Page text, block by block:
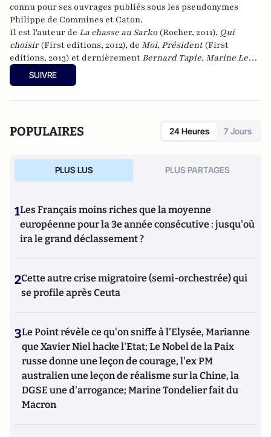
connu pour ses ouvrages publiés sous les pseudonymes
Philippe de Commines et Caton.
Il est l'auteur de La chasse au Sarko(Rocher, 2011), Qui
choisir(First editions, 2012), de Moi, Président(First
editions, 2013) et dernièrement Bernard Tapie, Marine Le
Pen, la France et moi : Chronique d'une implosion
editions, 2014).
SUIVRE
POPULAIRES 24 Heures 7 Jours
PLUS LUS PLUS PARTAGES
1Les Français moins riches que la moyenne
européenne pour la 3e année consécutive : jusqu'où
ira le grand déclassement ?
2Cette autre crise migratoire (semi-orchestrée) qui
se profile après Ceuta
3Le Point révèle ce qu'on sniffe à l'Elysée, Marianne
que Xavier Niel hacke l'Etat; Le Nobel de la Paix
russe donne une leçon de courage, l'ex PM
australien une leçon de réalisme sur la Chine, la
DGSE une d'arrogance; Marine Tondelier fait du
Macron